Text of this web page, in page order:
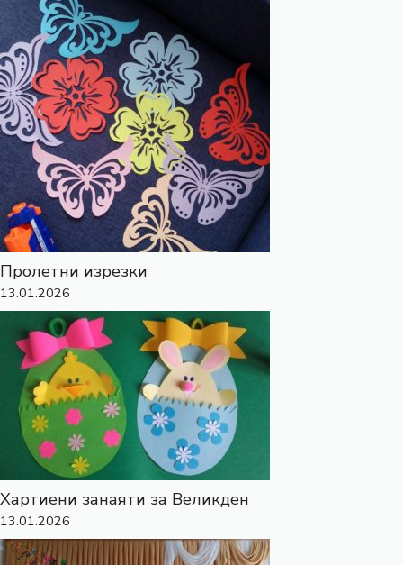
Пролетни изрезки
13.01.2026
Хартиени занаяти за Великден
13.01.2026